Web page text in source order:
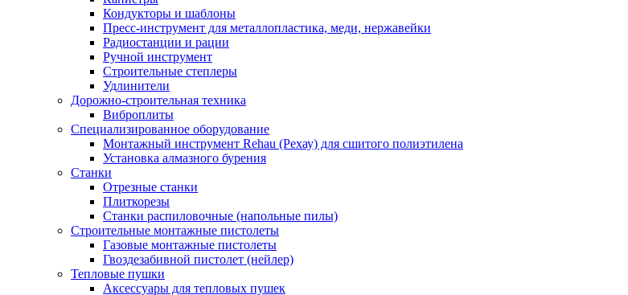
Кондукторы и шаблоны
Пресс-инструмент для металлопластика, меди, нержавейки
Радиостанции и рации
Ручной инструмент
Строительные степлеры
Удлинители
Дорожно-строительная техника
Виброплиты
Специализированное оборудование
Монтажный инструмент Rehau (Рехау) для сшитого полиэтилена
Установка алмазного бурения
Станки
Отрезные станки
Плиткорезы
Станки распиловочные (напольные пилы)
Строительные монтажные пистолеты
Газовые монтажные пистолеты
Гвоздезабивной пистолет (нейлер)
Тепловые пушки
Аксессуары для тепловых пушек